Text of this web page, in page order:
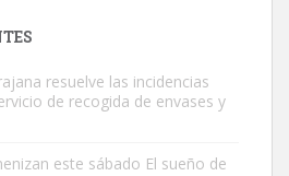
resuelve las incidencias
de recogida de envases y
este sábado El sueño de